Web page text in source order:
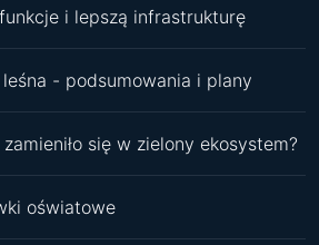
i lepszą infrastrukturę
- podsumowania i plany
się w zielony ekosystem?
oświatowe